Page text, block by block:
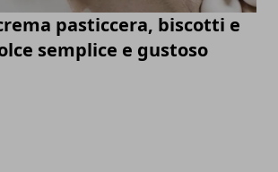
pasticcera, biscotti e
semplice e gustoso